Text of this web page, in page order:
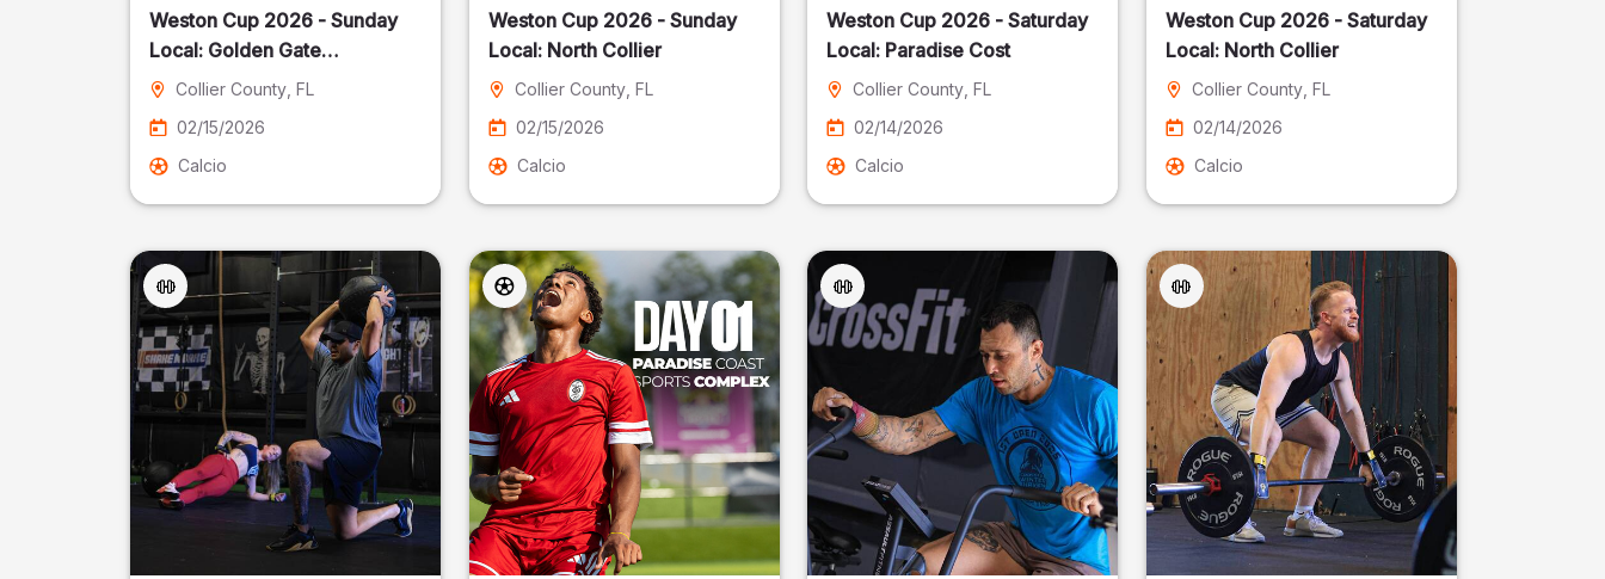
Weston Cup 2026 - Sunday
Local: Golden Gate
Community Park
Collier County , FL
02/15/2026
Calcio
Weston Cup 2026 - Sunday
Local: North Collier
Collier County, FL
02/15/2026
Calcio
Weston Cup 2026 - Saturday
Local: Paradise Cost
Collier County , FL
02/14/2026
Calcio
Weston Cup 2026 - Saturday
Local: North Collier
Collier County, FL
02/14/2026
Calcio